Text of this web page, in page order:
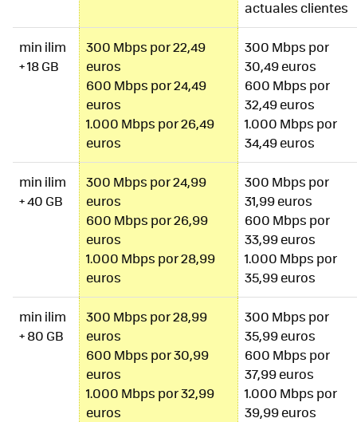
actuales clientes
min ilim
+ 18 GB
300 Mbps por 22,49
euros
600 Mbps por 24,49
euros
1.000 Mbps por 26,49
euros
300 Mbps por
30,49 euros
600 Mbps por
32,49 euros
1.000 Mbps por
34,49 euros
min ilim
+ 40 GB
300 Mbps por 24,99
euros
600 Mbps por 26,99
euros
1.000 Mbps por 28,99
euros
300 Mbps por
31,99 euros
600 Mbps por
33,99 euros
1.000 Mbps por
35,99 euros
min ilim
+ 80 GB
300 Mbps por 28,99
euros
600 Mbps por 30,99
euros
1.000 Mbps por 32,99
euros
300 Mbps por
35,99 euros
600 Mbps por
37,99 euros
1.000 Mbps por
39,99 euros